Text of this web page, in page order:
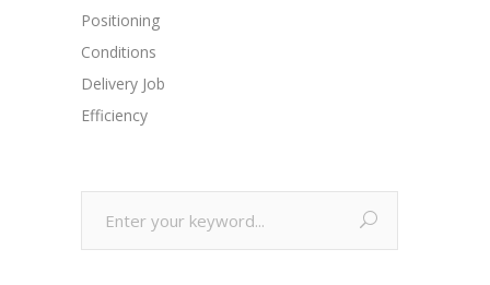
Positioning
Conditions
Delivery Job
Efficiency